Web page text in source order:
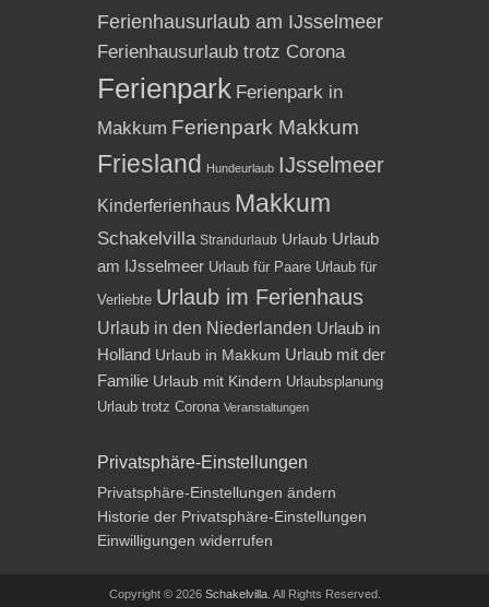
Ferienhausurlaub am IJsselmeer
Ferienhausurlaub trotz Corona
Ferienpark Ferienpark in
Makkum Ferienpark Makkum
Friesland Hundeurlaub IJsselmeer
Kinderferienhaus Makkum
Schakelvilla Strandurlaub Urlaub Urlaub
am IJsselmeer Urlaub für Paare Urlaub für
Verliebte Urlaub im Ferienhaus
Urlaub in den Niederlanden Urlaub in
Holland Urlaub in Makkum Urlaub mit der
Familie Urlaub mit Kindern Urlaubsplanung
Urlaub trotz Corona Veranstaltungen
Privatsphäre-Einstellungen
Privatsphäre-Einstellungen ändern
Historie der Privatsphäre-Einstellungen
Einwilligungen widerrufen
Copyright © 2026 Schakelvilla. All Rights Reserved.